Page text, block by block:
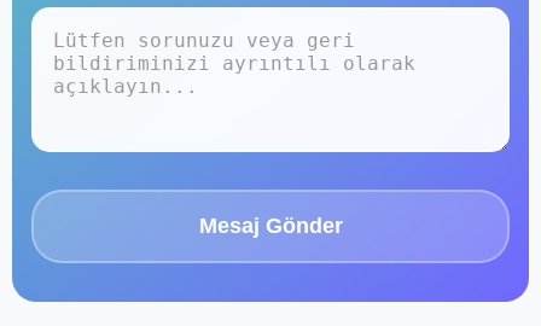
Mesaj Gönder